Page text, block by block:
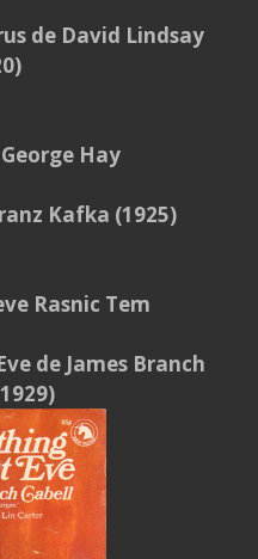
de David Lindsay
Hay
Kafka (1925)
Rasnic Tem
de James Branch